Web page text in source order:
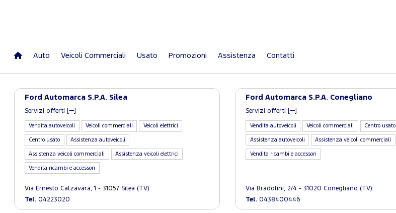
Auto Veicoli Commerciali Usato Promozioni Assistenza Contatti
Ford Automarca S.P.A. Silea
Servizi offerti [
Vendita autoveicoli Veicoli commerciali Veicoli elettrici
Centro usato Assistenza autoveicoli
Assistenza veicoli commerciali Assistenza veicoli elettrici
Vendita ricambi e accessori
Via Ernesto Calzavara, 1 - 31057 Silea (TV)
Tel. 04223020
Ford Automarca S.P.A. Conegliano
Servizi offerti [
Vendita autoveicoli Veicoli commerciali Centro usato
Assistenza autoveicoli Assistenza veicoli commerciali
Vendita ricambi e accessori
Via Bradolini, 2/4 - 31020 Conegliano (TV)
Tel. 0438400446